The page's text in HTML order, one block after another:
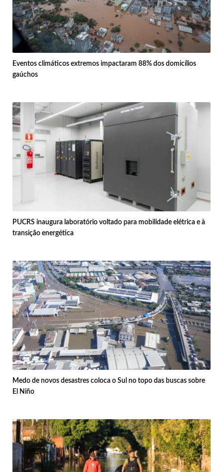
Eventos climáticos extremos impactaram 88% dos domicílios
gaúchos
PUCRS inaugura laboratório voltado para mobilidade elétrica e à
transição energética
Medo de novos desastres coloca o Sul no topo das buscas sobre
El Niño